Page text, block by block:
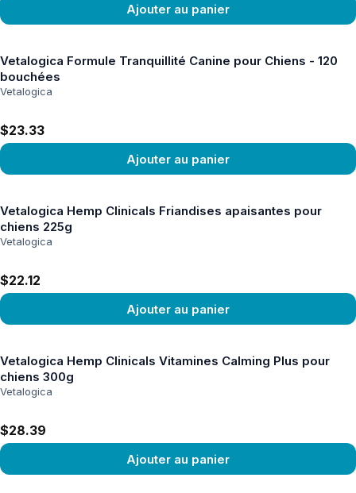
Ajouter au panier
Vetalogica Formule Tranquillité Canine pour Chiens - 120
bouchées
Vetalogica
$23.33
Ajouter au panier
Vetalogica Hemp Clinicals Friandises apaisantes pour
chiens 225g
Vetalogica
$22.12
Ajouter au panier
Vetalogica Hemp Clinicals Vitamines Calming Plus pour
chiens 300g
Vetalogica
$28.39
Ajouter au panier